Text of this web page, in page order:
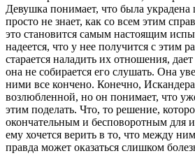
Девушка понимает, что была украдена
просто не знает, как со всем этим
это становится самым настоящим
надеется, что у нее получится с этим
старается наладить их отношения,
она не собирается его слушать. Она
ними все кончено. Конечно, Искандера
возлюбленной, но он понимает, что
этим поделать. Что, то решение,
окончательным и бесповоротным для
ему хочется верить в то, что между
правда может оказаться слишком